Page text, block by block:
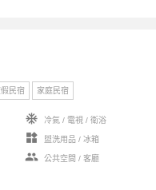
假民宿 家庭民宿
ac_unit 冷氣 / 電視 / 衛浴
widgets 盥洗用品 / 冰箱
group
公共空間 / 客廳